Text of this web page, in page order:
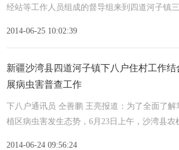
经站等工作人员组成的督导组来到四道河子镇
2014-06-25 10:02:39
新疆沙湾县四道河子镇下八户住村工作
展病虫害普查工作
下八户通讯员 仝善鹏 王亮报道：为了全面了解
植区病虫害发生态势，6月23日上午，沙湾县农
2014-06-24 09:56:24